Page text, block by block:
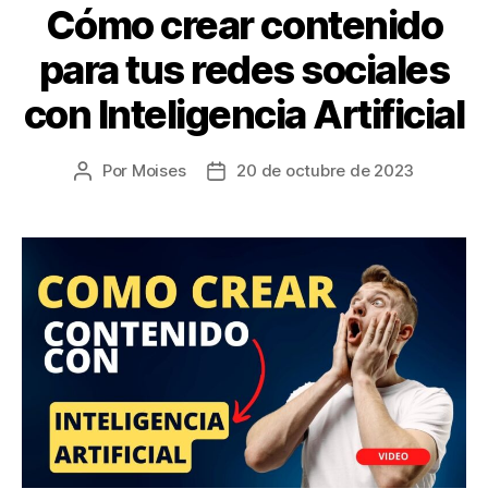
Cómo crear contenido
para tus redes sociales
con Inteligencia Artificial
Por Moises 20 de octubre de 2023